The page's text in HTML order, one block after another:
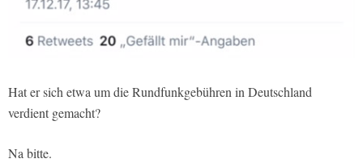
Hat er sich etwa um die Rundfunkgebühren in Deutschland
verdient gemacht?
Na bitte.